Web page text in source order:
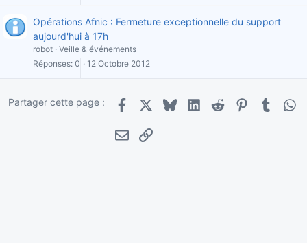
Opérations Afnic : Fermeture exceptionnelle du support
aujourd'hui à 17h
robot Veille & événements
Réponses 0 12 Octobre 2012
Partager cette page :
Facebook
X BlueskyLinkedInRedditPinterestTumblr
E-mailLien